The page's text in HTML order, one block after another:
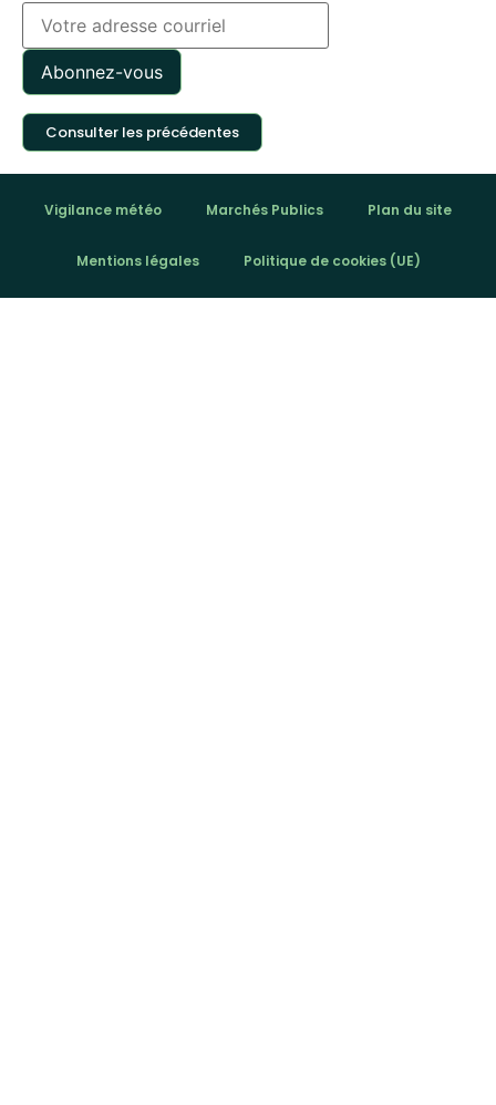
Consulter les précédentes
Vigilance météo Marchés Publics Plan du site
Mentions légales Politique de cookies (UE)